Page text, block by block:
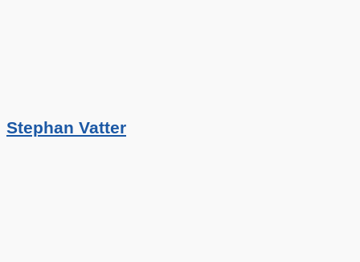
Stephan Vatter